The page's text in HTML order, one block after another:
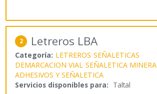
2 Letreros LBA
Categoría: LETREROS SEÑALETICAS
DEMARCACION VIAL SEÑALETICA MINERA
ADHESIVOS Y SEÑALETICA
Servicios disponibles para: Taltal